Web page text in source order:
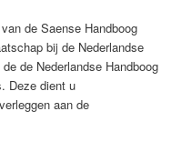
de Saense Handboog
bij de Nederlandse
de Nederlandse Handboog
Deze dient u
aan de